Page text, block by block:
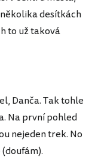
desítkách
to už taková
Danča. Tak tohle
Na první pohled
nejeden trek. No